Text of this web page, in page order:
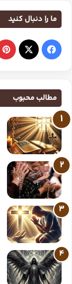
ما را دنبال کنید
مطالب محبوب